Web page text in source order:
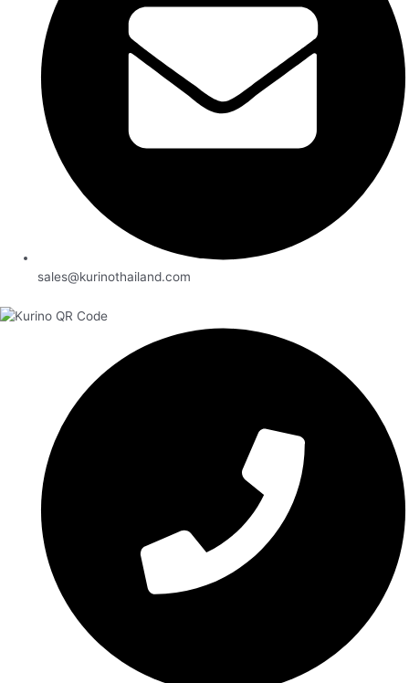
sales@kurinothailand.com